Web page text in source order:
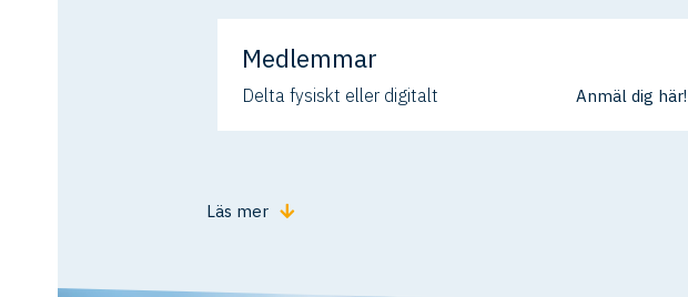
Medlemmar
Delta fysiskt eller digitalt Anmäl dig här!
Läs mer